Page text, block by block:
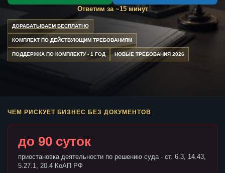
Ответим за ~15 минут
ДОРАБАТЫВАЕМ БЕСПЛАТНО
КОМПЛЕКТ ПО ДЕЙСТВУЮЩИМ ТРЕБОВАНИЯМ
ПОДДЕРЖКА ПО КОМПЛЕКТУ - 1 ГОД НОВЫЕ ТРЕБОВАНИЯ 2026
ЧЕМ РИСКУЕТ БИЗНЕС БЕЗ ДОКУМЕНТОВ
до 90 суток
приостановка деятельности по решению суда - ст. 6.3, 14.43,
5.27.1, 20.4 КоАП РФ